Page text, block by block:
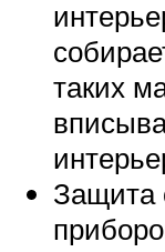
таких
Защита